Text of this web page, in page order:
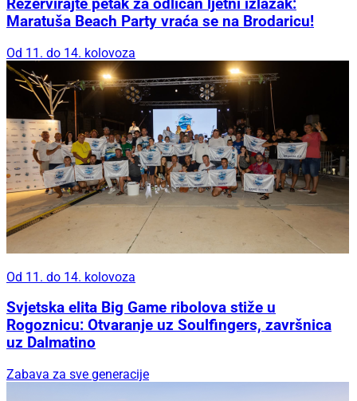
Rezervirajte petak za odličan ljetni izlazak:
Maratuša Beach Party vraća se na Brodaricu!
Od 11. do 14. kolovoza
Od 11. do 14. kolovoza
Svjetska elita Big Game ribolova stiže u
Rogoznicu: Otvaranje uz Soulfingers, završnica
uz Dalmatino
Zabava za sve generacije